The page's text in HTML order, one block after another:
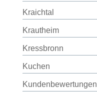
Kraichtal
Krautheim
Kressbronn
Kuchen
Kundenbewertungen